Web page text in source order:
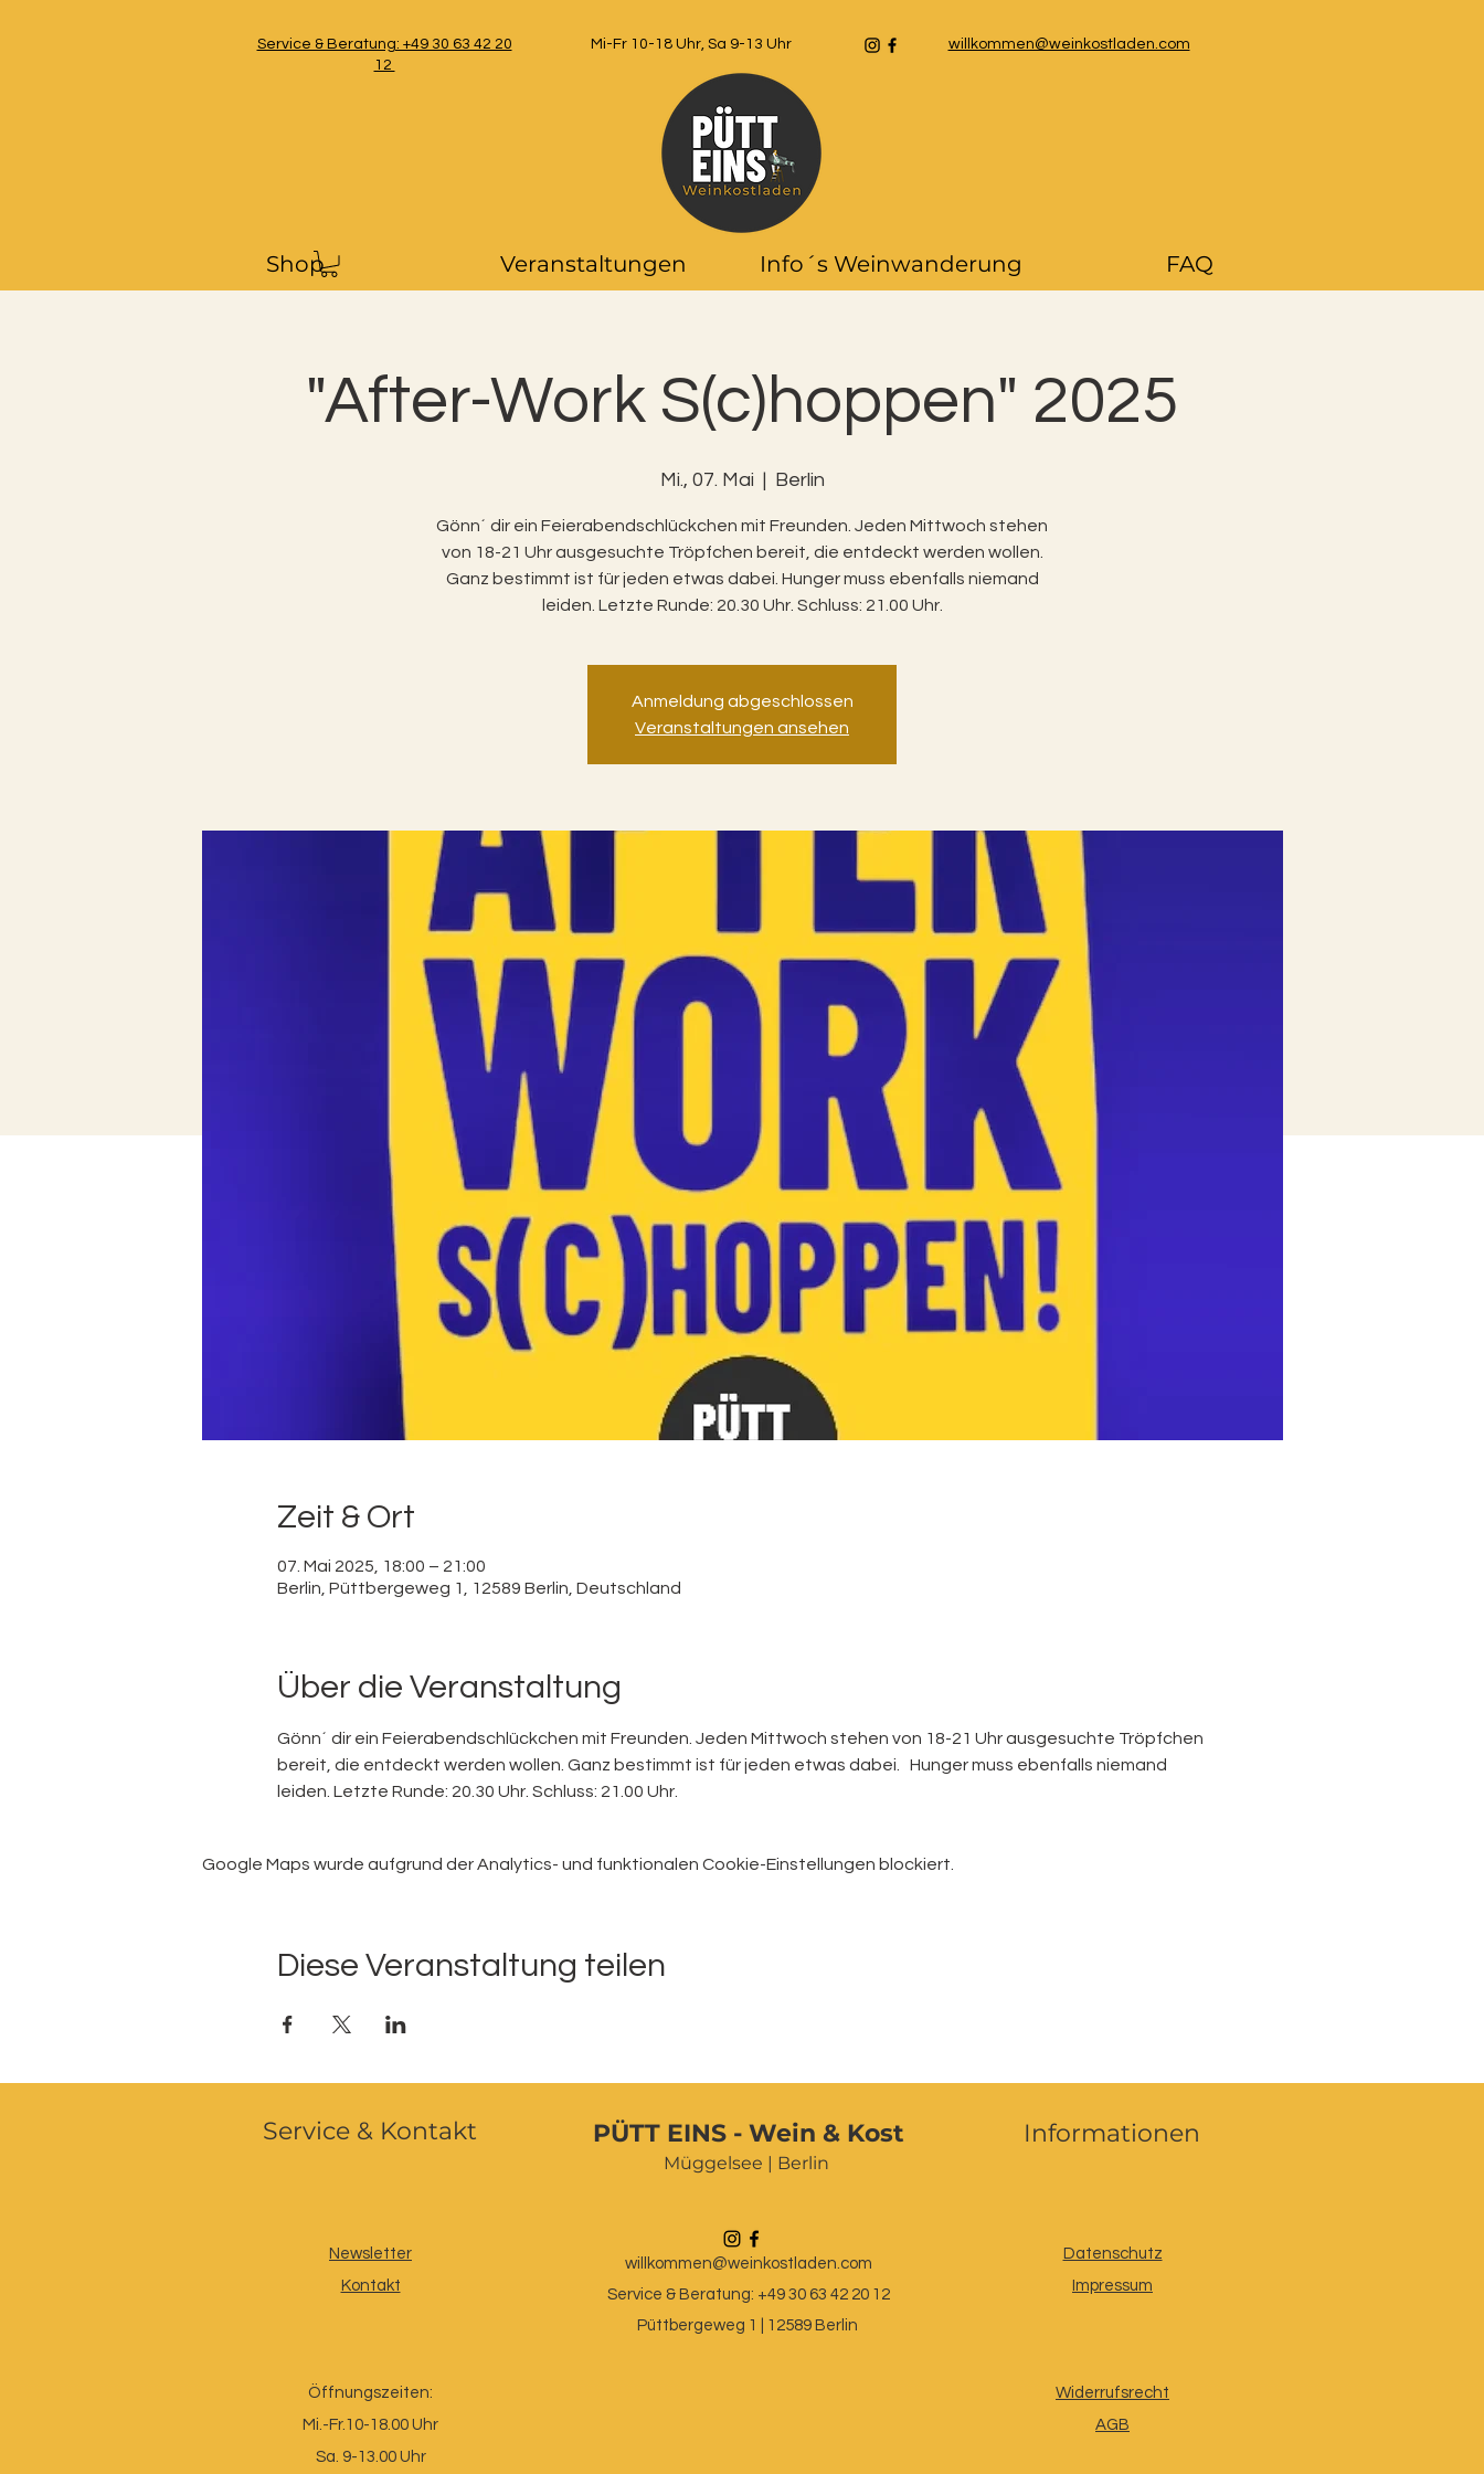
Shop Veranstaltungen Info´s Weinwanderung FAQ
Service & Beratung: +49 30 63 42 20
12
Mi-Fr 10-18 Uhr, Sa 9-13 Uhr willkommen@weinkostladen.com
"After-Work S(c)hoppen" 2025
Mi., 07. Mai
  |
Berlin
Gönn´ dir ein Feierabendschlückchen mit Freunden. Jeden Mittwoch stehen
von 18-21 Uhr ausgesuchte Tröpfchen bereit, die entdeckt werden wollen.
Ganz bestimmt ist für jeden etwas dabei. Hunger muss ebenfalls niemand
leiden. Letzte Runde: 20.30 Uhr. Schluss: 21.00 Uhr.
Anmeldung abgeschlossen
Veranstaltungen ansehen
Zeit & Ort
07. Mai 2025, 18:00 – 21:00
Berlin, Püttbergeweg 1, 12589 Berlin, Deutschland
Über die Veranstaltung
Gönn´ dir ein Feierabendschlückchen mit Freunden. Jeden Mittwoch stehen von 18-21 Uhr ausgesuchte Tröpfchen
bereit, die entdeckt werden wollen. Ganz bestimmt ist für jeden etwas dabei.   Hunger muss ebenfalls niemand
leiden. Letzte Runde: 20.30 Uhr. Schluss: 21.00 Uhr.
Google Maps wurde aufgrund der Analytics- und funktionalen Cookie-Einstellungen blockiert.
Diese Veranstaltung teilen
Service & Kontakt PÜTT EINS - Wein & Kost Informationen
Müggelsee | Berlin
Newsletter
Kontakt
Öffnungszeiten:
Mi.-Fr.10-18.00 Uhr
Sa. 9-13.00 Uhr
willkommen@weinkostladen.com
Service & Beratung: +49 30 63 42 20 12
Püttbergeweg 1 | 12589 Berlin
Datenschutz
Impressum
Widerrufsrecht
AGB